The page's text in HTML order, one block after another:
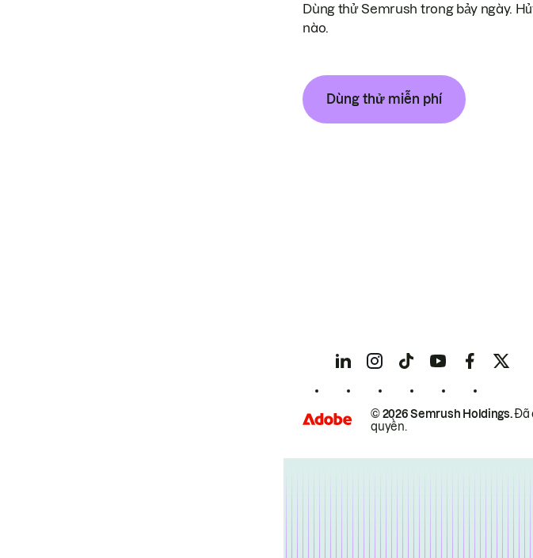
Dùng thử Semrush trong bảy ngày.
nào.
Dùng thử miễn phí
© 2026 Semrush Holdings.Đã
quyền.